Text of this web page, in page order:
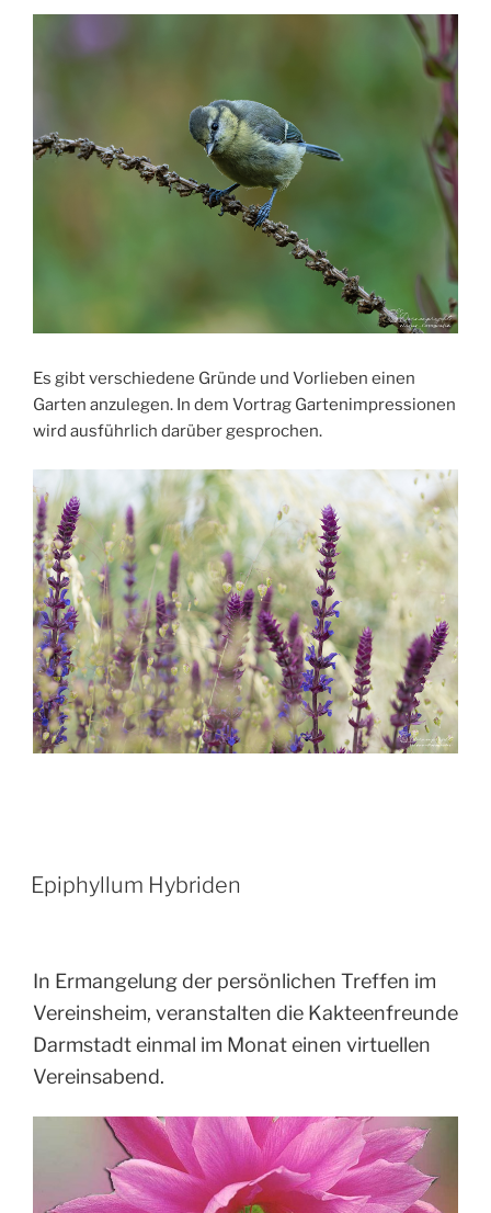
Es gibt verschiedene Gründe und Vorlieben einen
Garten anzulegen. In dem Vortrag Gartenimpressionen
wird ausführlich darüber gesprochen.
Epiphyllum Hybriden
In Ermangelung der persönlichen Treffen im
Vereinsheim, veranstalten die Kakteenfreunde
Darmstadt einmal im Monat einen virtuellen
Vereinsabend.